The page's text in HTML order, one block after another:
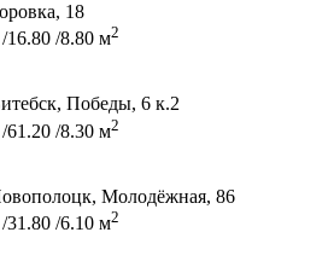
18
/8.80 м2
Победы, 6 к.2
/8.30 м2
Молодёжная, 86
/6.10 м2